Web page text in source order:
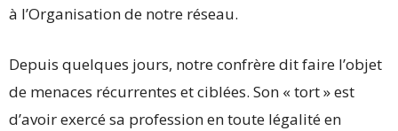
à l’Organisation de notre réseau.
Depuis quelques jours, notre confrère dit faire l’objet
de menaces récurrentes et ciblées. Son « tort » est
d’avoir exercé sa profession en toute légalité en